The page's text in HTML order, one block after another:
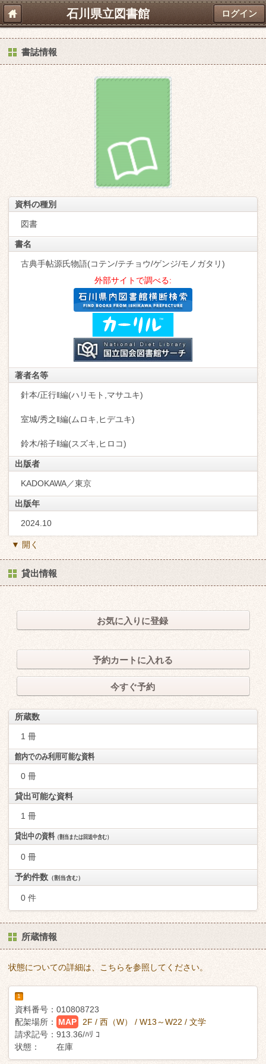
石川県立図書館 ログイン
書誌情報
資料の種別
図書
書名
古典手帖源氏物語(コテン/テチョウ/ゲンジ/モノガタリ)
外部サイトで調べる:
著者名等
針本/正行‖編(ハリモト,マサユキ)
室城/秀之‖編(ムロキ,ヒデユキ)
鈴木/裕子‖編(スズキ,ヒロコ)
出版者
KADOKAWA／東京
出版年
2024.10
▼ 開く
貸出情報
お気に入りに登録
予約カートに入れる
今すぐ予約
所蔵数
1 冊
館内でのみ利用可能な資料
0 冊
貸出可能な資料
1 冊
貸出中の資料（割当または回送中含む）
0 冊
予約件数 （割当含む）
0 件
所蔵情報
状態についての詳細は、こちらを参照してください。
1
資料番号： 010808723
配架場所：
MAP
2F / 西（W） / W13～W22 / 文学
請求記号： 913.36/ﾊﾘ ｺ
状態：
在庫